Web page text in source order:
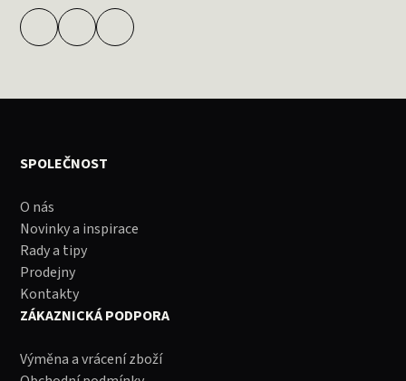
SPOLEČNOST
O nás
Novinky a inspirace
Rady a tipy
Prodejny
Kontakty
ZÁKAZNICKÁ PODPORA
Výměna a vrácení zboží